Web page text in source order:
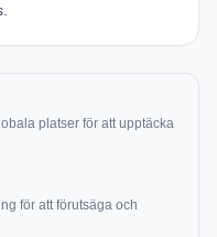
.
platser för att upptäcka
för att förutsäga och